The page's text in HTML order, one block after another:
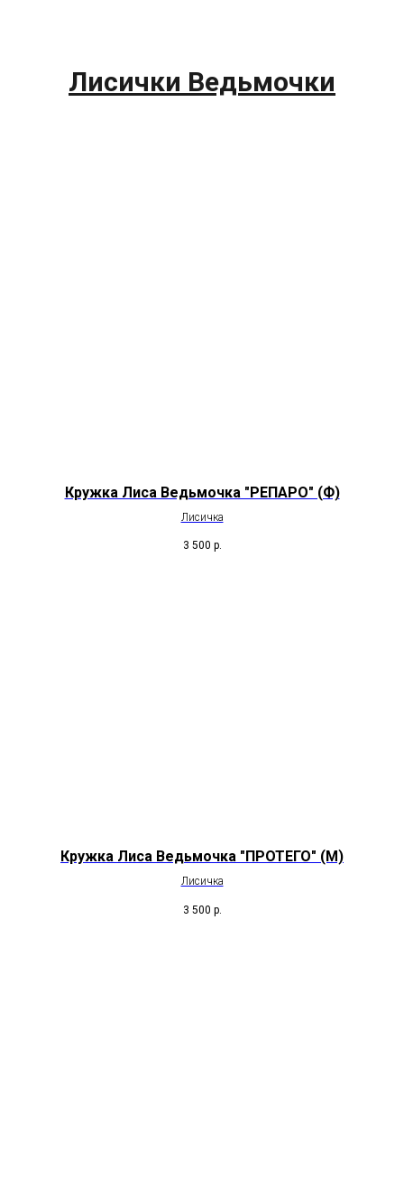
Лисички Ведьмочки
Кружка Лиса Ведьмочка "РЕПАРО" (Ф)
Лисичка
3 500 р.
Кружка Лиса Ведьмочка "ПРОТЕГО" (М)
Лисичка
3 500 р.